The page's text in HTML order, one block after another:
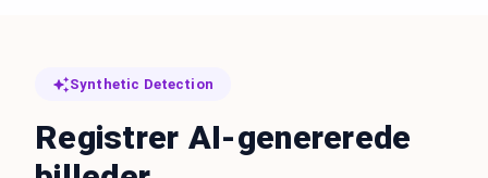
Synthetic Detection
Registrer AI-genererede